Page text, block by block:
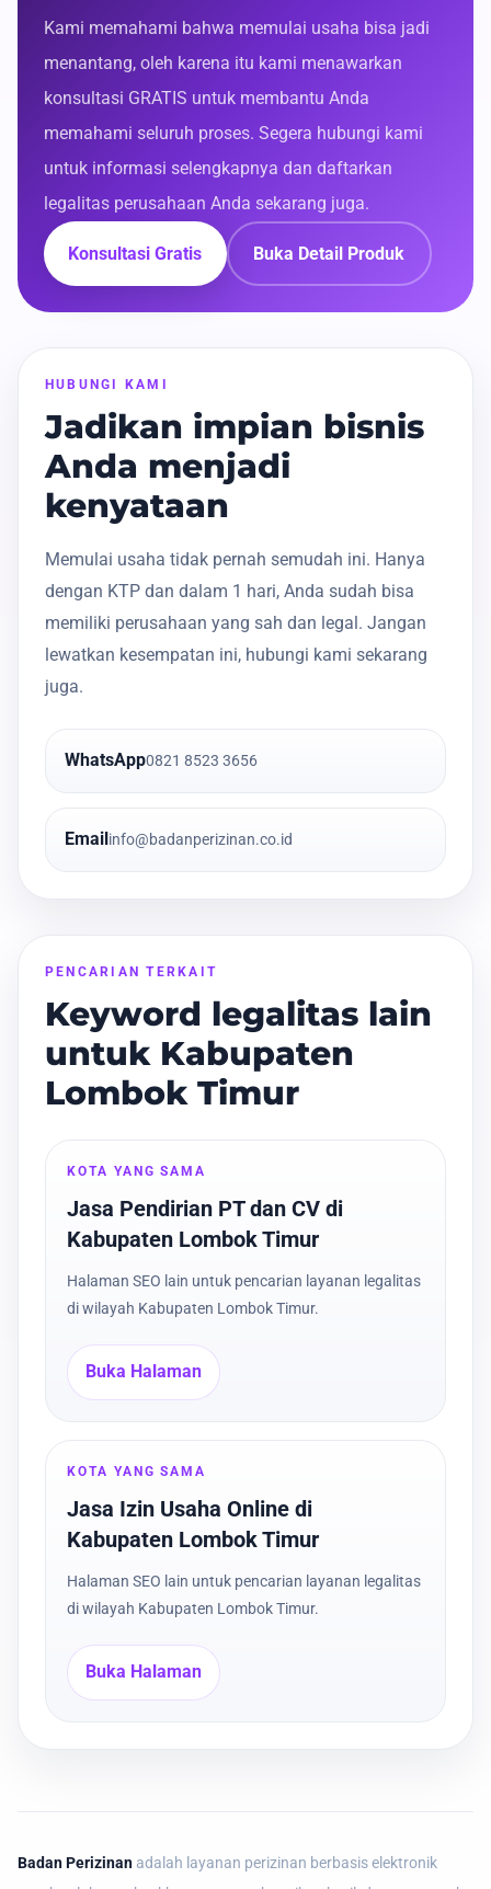
Kami memahami bahwa memulai usaha bisa jadi
menantang, oleh karena itu kami menawarkan
konsultasi GRATIS untuk membantu Anda
memahami seluruh proses. Segera hubungi kami
untuk informasi selengkapnya dan daftarkan
legalitas perusahaan Anda sekarang juga.
Konsultasi Gratis Buka Detail Produk
HUBUNGI KAMI
Jadikan impian bisnis
Anda menjadi
kenyataan
Memulai usaha tidak pernah semudah ini. Hanya
dengan KTP dan dalam 1 hari, Anda sudah bisa
memiliki perusahaan yang sah dan legal. Jangan
lewatkan kesempatan ini, hubungi kami sekarang
juga.
WhatsApp0821 8523 3656
Email info@badanperizinan.co.id
PENCARIAN TERKAIT
Keyword legalitas lain
untuk Kabupaten
Lombok Timur
KOTA YANG SAMA
Jasa Pendirian PT dan CV di
Kabupaten Lombok Timur
Halaman SEO lain untuk pencarian layanan legalitas
di wilayah Kabupaten Lombok Timur.
Buka Halaman
KOTA YANG SAMA
Jasa Izin Usaha Online di
Kabupaten Lombok Timur
Halaman SEO lain untuk pencarian layanan legalitas
di wilayah Kabupaten Lombok Timur.
Buka Halaman
Badan Perizinan adalah layanan perizinan berbasis elektronik